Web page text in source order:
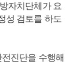
자치단체가 요
성 검토를 하도
진단을 수행해